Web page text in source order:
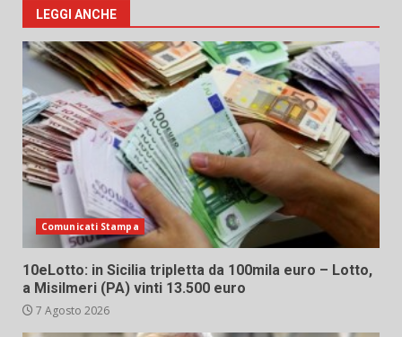
LEGGI ANCHE
Comunicati Stampa
10eLotto: in Sicilia tripletta da 100mila euro – Lotto,
a Misilmeri (PA) vinti 13.500 euro
7 Agosto 2026